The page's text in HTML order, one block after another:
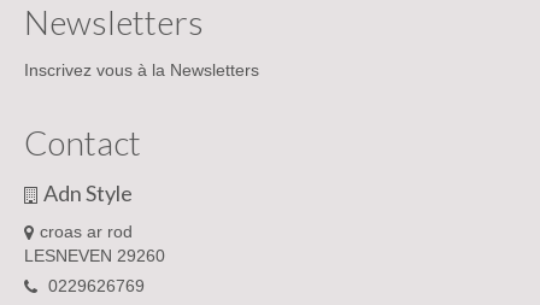
Newsletters
Inscrivez vous à la Newsletters
Contact
Adn Style
croas ar rod
LESNEVEN 29260
0229626769